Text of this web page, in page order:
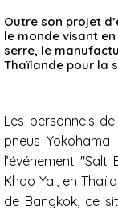
Outre son projet
le monde visant
serre, le
Thaïlande pour la
Les personnels
pneus
l’événement
Khao Yai, en
de Bangkok, ce